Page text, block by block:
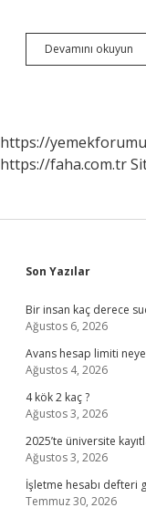
Devamını okuyun
https://
https://faha.com.tr
Sidebar
Son Yazılar
Bir insan kaç derece
Ağustos 6, 2026
Avans hesap limiti
Ağustos 4, 2026
4 kök 2 kaç ?
Ağustos 3, 2026
2025’te üniversite
Ağustos 3, 2026
İşletme hesabı defteri
Temmuz 30, 2026